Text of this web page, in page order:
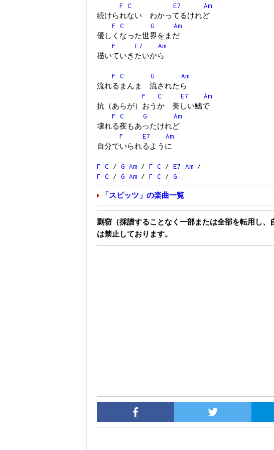
F C E7
Am
続けられない わかってるけれど
F C G
Am
優しくなった世界をまだ
F
E7
Am
描いていきたいから
F C G
Am
流れるまんま 流されたら
F
C E7
Am
抗（あらが）おうか 美しい鰭で
F C G
Am
壊れる夜もあったけれど
F
E7
Am
自分でいられるように
F C / G Am / F C / E7 Am /
F C / G Am / F C / G ...
「スピッツ」の楽曲一覧
剽窃（採譜することなく一部または全部を転用し
は禁止しております。